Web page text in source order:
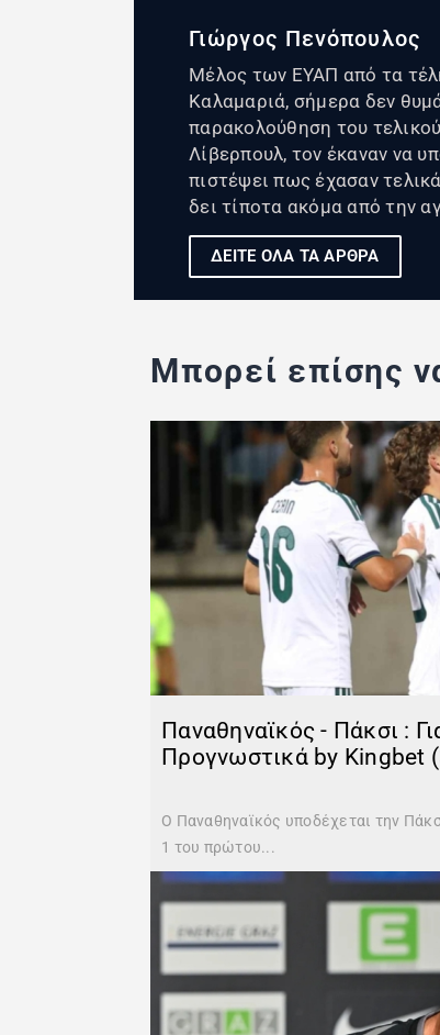
Γιώργος Πενόπουλος
Μέλος των ΕΥΑΠ από τα
Καλαμαριά, σήμερα δεν
παρακολούθηση του
Λίβερπουλ, τον έκαναν να
πιστέψει πως έχασαν
δει τίποτα ακόμα από την
ΔΕΙΤΕ ΟΛΑ ΤΑ ΑΡΘΡΑ
Μπορεί επίσης
Παναθηναϊκός - Πάκσι :
Προγνωστικά by Kingbet
Ο Παναθηναϊκός υποδέχεται την
1 του πρώτου...